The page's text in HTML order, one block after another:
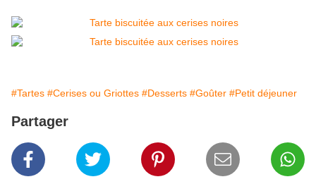
#Tartes #Cerises ou Griottes #Desserts #Goûter #Petit déjeuner
Partager